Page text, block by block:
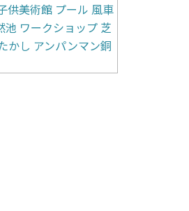
供美術館 プール 風車
池 ワークショップ 芝
かし アンパンマン銅